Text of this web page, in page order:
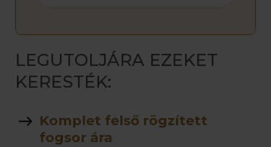
LEGUTOLJÁRA EZEKET
KERESTÉK:
Komplet felső rögzített
fogsor ára